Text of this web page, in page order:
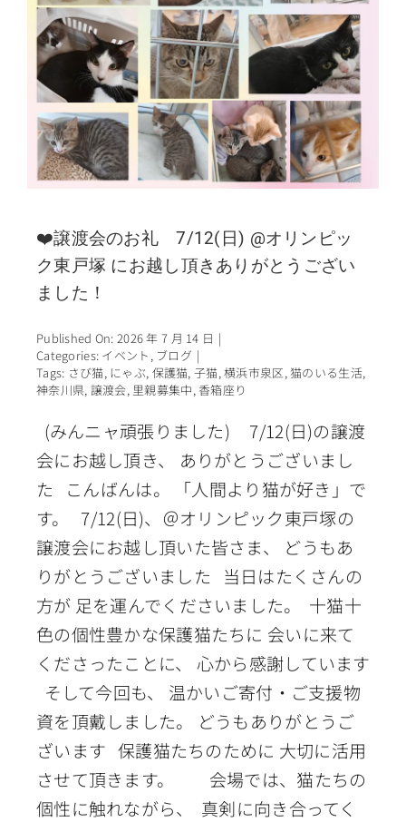
❤️譲渡会のお礼 7/12(日) @オリンピッ
ク東戸塚 にお越し頂きありがとうござい
ました！
Published On: 2026 年 7 月 14 日 |
Categories: イベント , ブログ |
Tags: さび猫, にゃぶ, 保護猫,子猫,横浜市泉区,猫のいる生活,
神奈川県, 譲渡会, 里親募集中,香箱座り
(みんニャ頑張りました) 7/12(日)の譲渡
会にお越し頂き、 ありがとうございまし
た こんばんは。 「人間より猫が好き」で
す。 7/12(日)、＠オリンピック東戸塚の
譲渡会にお越し頂いた皆さま、 どうもあ
りがとうございました 当日はたくさんの
方が 足を運んでくださいました。 十猫十
色の個性豊かな保護猫たちに 会いに来て
くださったことに、 心から感謝しています
そして今回も、 温かいご寄付・ご支援物
資を頂戴しました。 どうもありがとうご
ざいます 保護猫たちのために 大切に活用
させて頂きます。 会場では、猫たちの
個性に触れながら、 真剣に向き合ってく